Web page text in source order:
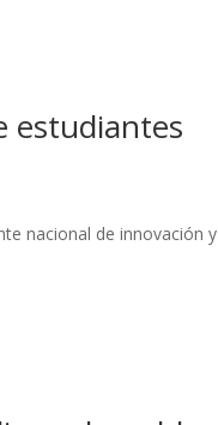
estudiantes
nacional de innovación y